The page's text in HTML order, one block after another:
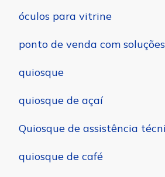
óculos para vitrine
ponto de venda com
quiosque
quiosque de açaí
Quiosque de assistência
quiosque de café